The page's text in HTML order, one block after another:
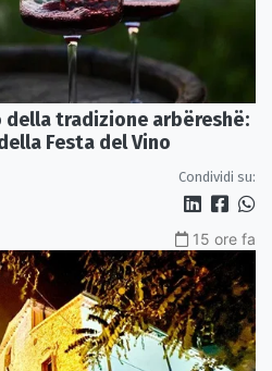
della tradizione arbëreshë:
Festa del Vino
Condividi su:
15 ore fa